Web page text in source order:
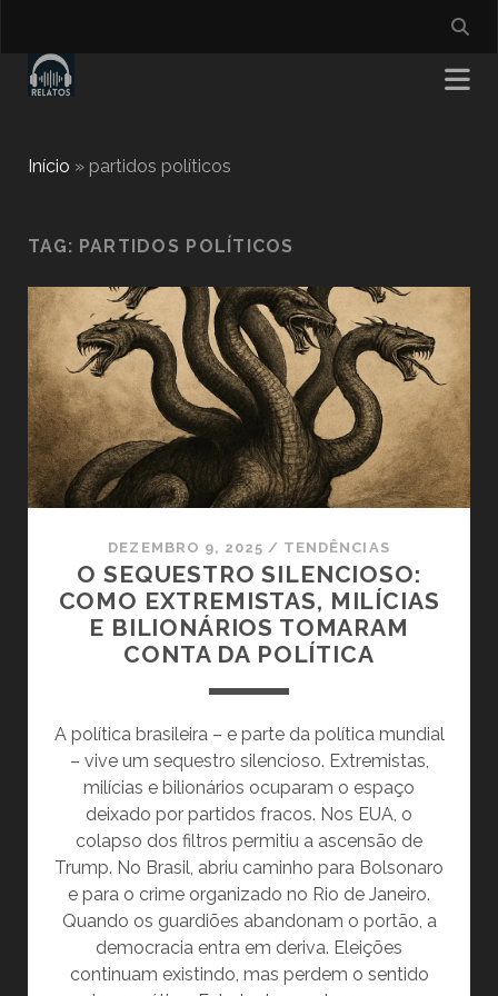
Início » partidos políticos
TAG: PARTIDOS POLÍTICOS
DEZEMBRO 9, 2025 / TENDÊNCIAS
O SEQUESTRO SILENCIOSO:
COMO EXTREMISTAS, MILÍCIAS
E BILIONÁRIOS TOMARAM
CONTA DA POLÍTICA
A política brasileira – e parte da política mundial
– vive um sequestro silencioso. Extremistas,
milícias e bilionários ocuparam o espaço
deixado por partidos fracos. Nos EUA, o
colapso dos filtros permitiu a ascensão de
Trump. No Brasil, abriu caminho para Bolsonaro
e para o crime organizado no Rio de Janeiro.
Quando os guardiões abandonam o portão, a
democracia entra em deriva. Eleições
continuam existindo, mas perdem o sentido